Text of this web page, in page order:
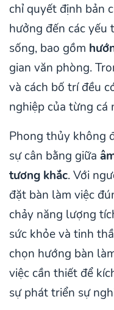
chỉ quyết định bản
hưởng đến các
sống, bao gồm
gian văn phòng.
và cách bố trí đều
nghiệp của từng cá
Phong thủy không
sự cân bằng giữa
tương khắc. Với
đặt bàn làm việc
chảy năng lượng
sức khỏe và tinh
chọn hướng bàn
việc cần thiết để
sự phát triển sự